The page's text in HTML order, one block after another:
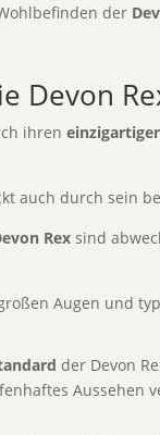
der
Devon
ihren
auch durch sein
Rex sind
Augen und
der Devon
Aussehen